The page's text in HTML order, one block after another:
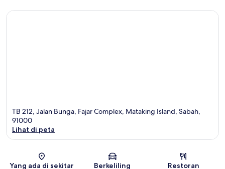
TB 212, Jalan Bunga, Fajar Complex, Mataking Island, Sabah,
91000
Lihat di peta
Yang ada di sekitar Berkeliling Restoran